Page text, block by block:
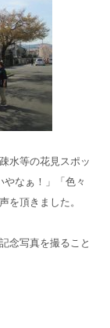
水等の花見スポッ
やなぁ！」「色々
を頂きました。
念写真を撮ること